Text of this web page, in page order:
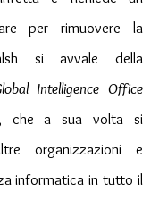
per rimuovere la
si avvale della
Intelligence Office
che a sua volta si
organizzazioni e
informatica in tutto il